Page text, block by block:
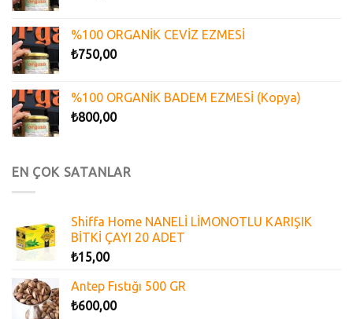
%100 ORGANİK CEVİZ EZMESİ
₺750,00
%100 ORGANİK BADEM EZMESİ (Kopya)
₺800,00
EN ÇOK SATANLAR
Shiffa Home NANELİ LİMONOTLU KARIŞIK
BİTKİ ÇAYI 20 ADET
₺15,00
Antep Fıstığı 500 GR
₺600,00